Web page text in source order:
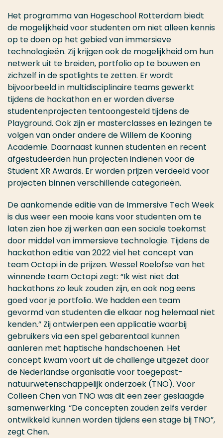
Het programma van Hogeschool Rotterdam biedt
de mogelijkheid voor studenten om niet alleen kennis
op te doen op het gebied van immersieve
technologieën. Zij krijgen ook de mogelijkheid om hun
netwerk uit te breiden, portfolio op te bouwen en
zichzelf in de spotlights te zetten. Er wordt
bijvoorbeeld in multidisciplinaire teams gewerkt
tijdens de hackathon en er worden diverse
studentenprojecten tentoongesteld tijdens de
Playground. Ook zijn er masterclasses en lezingen te
volgen van onder andere de Willem de Kooning
Academie. Daarnaast kunnen studenten en recent
afgestudeerden hun projecten indienen voor de
Student XR Awards. Er worden prijzen verdeeld voor
projecten binnen verschillende categorieën.
De aankomende editie van de Immersive Tech Week
is dus weer een mooie kans voor studenten om te
laten zien hoe zij werken aan een sociale toekomst
door middel van immersieve technologie. Tijdens de
hackathon editie van 2022 viel het concept van
team Octopi in de prijzen. Wessel Roelofse van het
winnende team Octopi zegt: “Ik wist niet dat
hackathons zo leuk zouden zijn, en ook nog eens
goed voor je portfolio. We hadden een team
gevormd van studenten die elkaar nog helemaal niet
kenden.” Zij ontwierpen een applicatie waarbij
gebruikers via een spel gebarentaal kunnen
aanleren met haptische handschoenen. Het
concept kwam voort uit de challenge uitgezet door
de Nederlandse organisatie voor toegepast-
natuurwetenschappelijk onderzoek (TNO). Voor
Colleen Chen van TNO was dit een zeer geslaagde
samenwerking. “De concepten zouden zelfs verder
ontwikkeld kunnen worden tijdens een stage bij TNO”,
zegt Chen.